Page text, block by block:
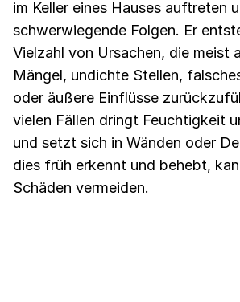
im Keller eines Hauses auftreten
schwerwiegende Folgen. Er
Vielzahl von Ursachen, die meist
Mängel, undichte Stellen,
oder äußere Einflüsse
vielen Fällen dringt Feuchtigkeit
und setzt sich in Wänden oder
dies früh erkennt und behebt,
Schäden vermeiden.